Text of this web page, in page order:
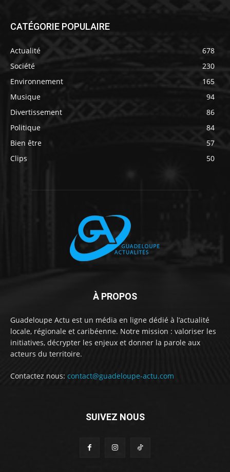
CATÉGORIE POPULAIRE
Actualité
678
Société
230
Environnement
165
Musique
94
Divertissement
86
Politique
84
Bien être
57
Clips
50
À PROPOS
Guadeloupe Actu est un média en ligne dédié à l’actualité
locale, régionale et caribéenne. Notre mission : valoriser les
initiatives, décrypter les enjeux et donner la parole aux
acteurs du territoire.
Contactez nous: contact@guadeloupe-actu.com
SUIVEZ NOUS